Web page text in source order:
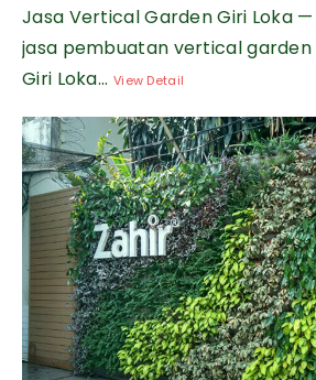
Jasa Vertical Garden Giri Loka
jasa pembuatan vertical garden
Giri Loka... View Detail